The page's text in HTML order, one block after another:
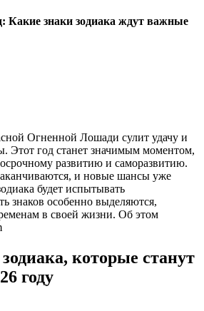
Какие знаки зодиака ждут важные
Огненной Лошади сулит удачу и
Этот год станет значимым моментом,
развитию и саморазвитию.
и новые шансы уже
будет испытывать
знаков особенно выделяются,
в своей жизни. Об этом
которые станут
году